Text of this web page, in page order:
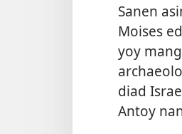
Sanen
Moises
yoy
diad
Antoy